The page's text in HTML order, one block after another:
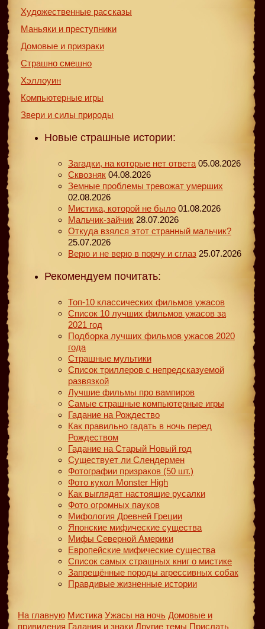
Художественные рассказы
Маньяки и преступники
Домовые и призраки
Страшно смешно
Хэллоуин
Компьютерные игры
Звери и силы природы
Новые страшные истории:
Загадки, на которые нет ответа 05.08.2026
Сквозняк 04.08.2026
Земные проблемы тревожат умерших
02.08.2026
Мистика, которой не было 01.08.2026
Мальчик-зайчик 28.07.2026
Откуда взялся этот странный мальчик?
25.07.2026
Верю и не верю в порчу и сглаз 25.07.2026
Рекомендуем почитать:
Топ-10 классических фильмов ужасов
Список 10 лучших фильмов ужасов за
2021 год
Подборка лучших фильмов ужасов 2020
года
Страшные мультики
Список триллеров с непредсказуемой
развязкой
Лучшие фильмы про вампиров
Самые страшные компьютерные игры
Гадание на Рождество
Как правильно гадать в ночь перед
Рождеством
Гадание на Старый Новый год
Существует ли Слендермен
Фотографии призраков (50 шт.)
Фото кукол Monster High
Как выглядят настоящие русалки
Фото огромных пауков
Мифология Древней Греции
Японские мифические существа
Мифы Северной Америки
Европейские мифические существа
Список самых страшных книг о мистике
Запрещённые породы агрессивных собак
Правдивые жизненные истории
На главную Мистика Ужасы на ночь Домовые и
привидения Гадания и знаки Другие темы Прислать